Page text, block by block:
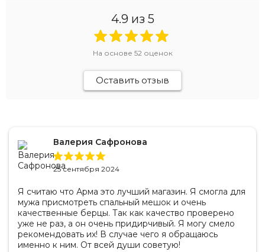
4.9 из 5
На основе 52 оценок
Оставить отзыв
Валерия Сафронова
25 сентября 2024
Я считаю что Арма это лучший магазин. Я смогла для
мужа присмотреть спальный мешок и очень
качественные берцы. Так как качество проверено
уже не раз, а он очень придирчивый. Я могу смело
рекомендовать их! В случае чего я обращаюсь
именно к ним. От всей души советую!